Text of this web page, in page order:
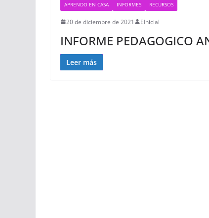
APRENDO EN CASA INFORMES RECURSOS
20 de diciembre de 2021 EInicial
INFORME PEDAGOGICO
Leer más